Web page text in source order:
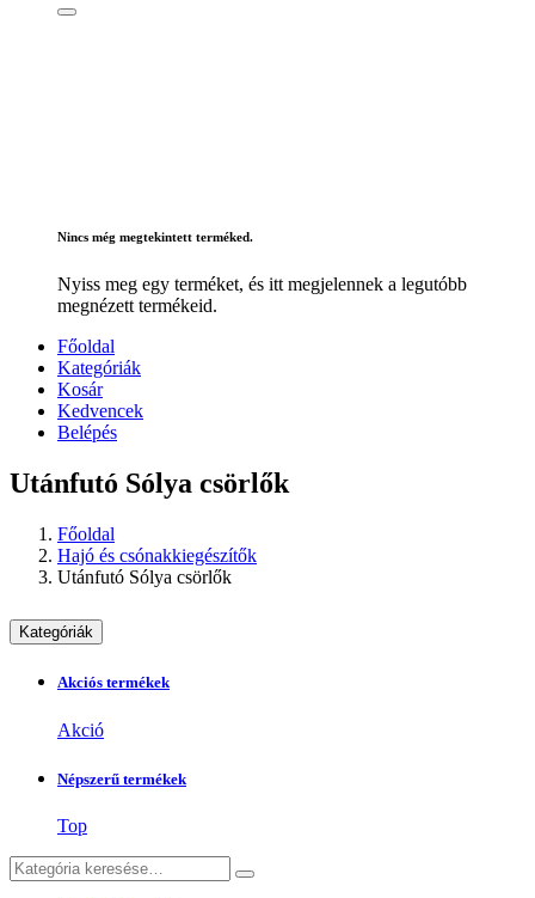
Nincs még megtekintett terméked.
Nyiss meg egy terméket, és itt megjelennek a legutóbb
megnézett termékeid.
Főoldal
Kategóriák
Kosár
Kedvencek
Belépés
Utánfutó Sólya csörlők
Főoldal
Hajó és csónakkiegészítők
Utánfutó Sólya csörlők
Kategóriák
Akciós termékek
Akció
Népszerű termékek
Top